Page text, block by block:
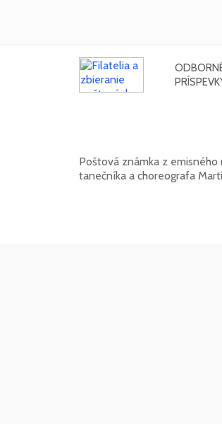
Poštová známka z
tanečníka a choreografa